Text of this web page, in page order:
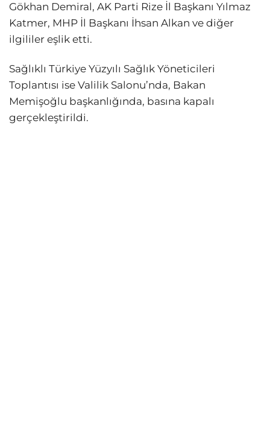
Gökhan Demiral, AK Parti Rize İl Başkanı Yılmaz
Katmer, MHP İl Başkanı İhsan Alkan ve diğer
ilgililer eşlik etti.
Sağlıklı Türkiye Yüzyılı Sağlık Yöneticileri
Toplantısı ise Valilik Salonu’nda, Bakan
Memişoğlu başkanlığında, basına kapalı
gerçekleştirildi.